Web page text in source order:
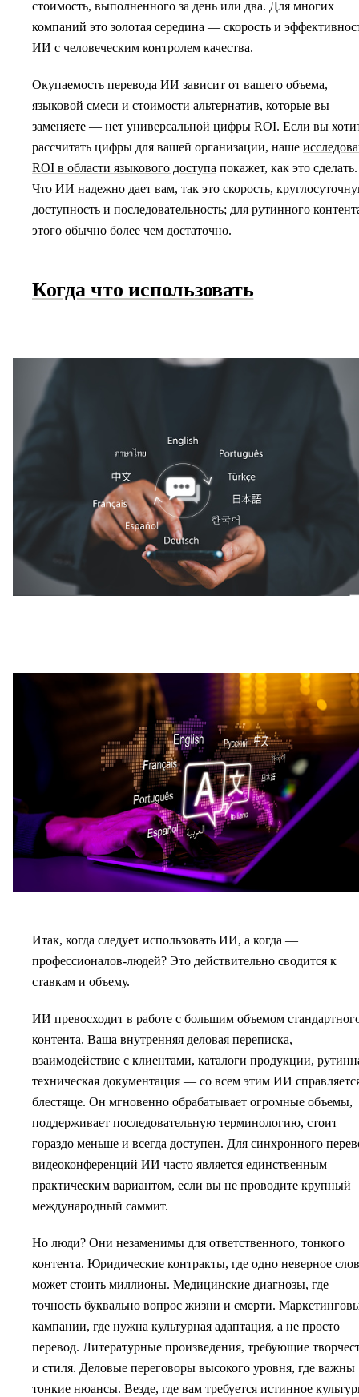
стоимость, выполненного за день или два. Для многих
компаний это золотая середина — скорость и
ИИ с человеческим контролем качества.
Окупаемость перевода ИИ зависит от вашего объема,
языковой смеси и стоимости альтернатив, которые вы
заменяете — нет универсальной цифры ROI. Если вы
рассчитать цифры для вашей организации, наше
ROI в области языкового доступа покажет, как это сделать.
Что ИИ надежно дает вам, так это скорость,
доступность и последовательность; для рутинного
этого обычно более чем достаточно.
Когда что использовать
Итак, когда следует использовать ИИ, а когда —
профессионалов-людей? Это действительно сводится к
ставкам и объему.
ИИ превосходит в работе с большим объемом
контента. Ваша внутренняя деловая переписка,
взаимодействие с клиентами, каталоги продукции,
техническая документация — со всем этим ИИ
блестяще. Он мгновенно обрабатывает огромные объемы,
поддерживает последовательную терминологию, стоит
гораздо меньше и всегда доступен. Для синхронного
видеоконференций ИИ часто является единственным
практическим вариантом, если вы не проводите крупный
международный саммит.
Но люди? Они незаменимы для ответственного, тонкого
контента. Юридические контракты, где одно неверное
может стоить миллионы. Медицинские диагнозы, где
точность буквально вопрос жизни и смерти.
кампании, где нужна культурная адаптация, а не просто
перевод. Литературные произведения, требующие
и стиля. Деловые переговоры высокого уровня, где важны
тонкие нюансы. Везде, где вам требуется истинное